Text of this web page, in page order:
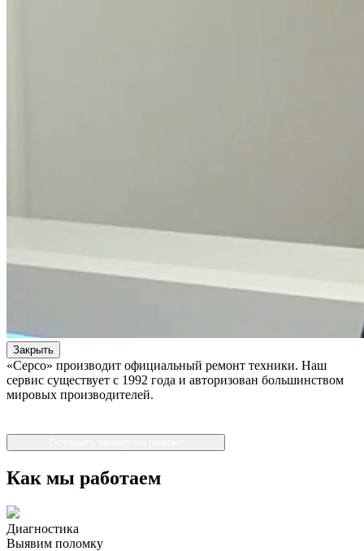
Закрыть
«Серсо» производит официальный ремонт техники. Наш
сервис существует с 1992 года и авторизован большинством
мировых производителей.
Как мы работаем
Диагностика
Выявим поломку